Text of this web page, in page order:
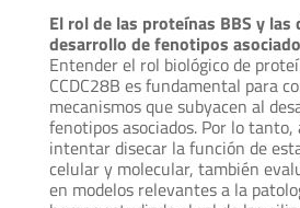
El rol de las proteínas BBS y las
desarrollo de fenotipos
Entender el rol biológico de
CCDC28B es fundamental para
mecanismos que subyacen al
fenotipos asociados. Por lo tanto,
intentar disecar la función de
celular y molecular, también
en modelos relevantes a la